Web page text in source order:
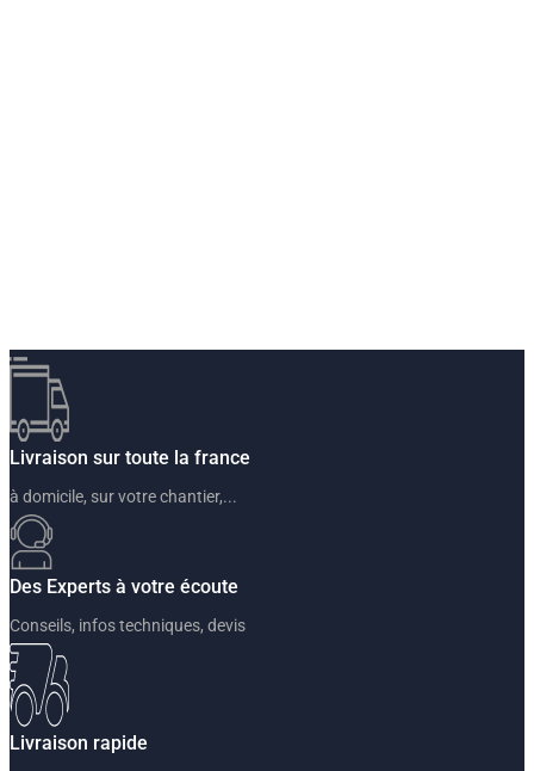
Livraison sur toute la france
à domicile, sur votre chantier,...
Des Experts à votre écoute
Conseils, infos techniques, devis
Livraison rapide